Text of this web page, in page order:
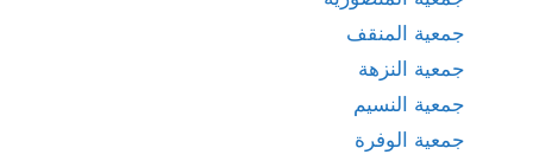
جمعية المنقف
جمعية النزهة
جمعية النسيم
جمعية الوفرة